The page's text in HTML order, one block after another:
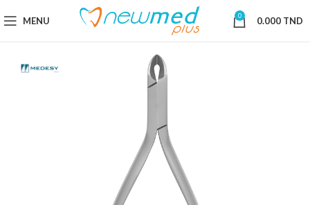
MENU 0 0.000 TND